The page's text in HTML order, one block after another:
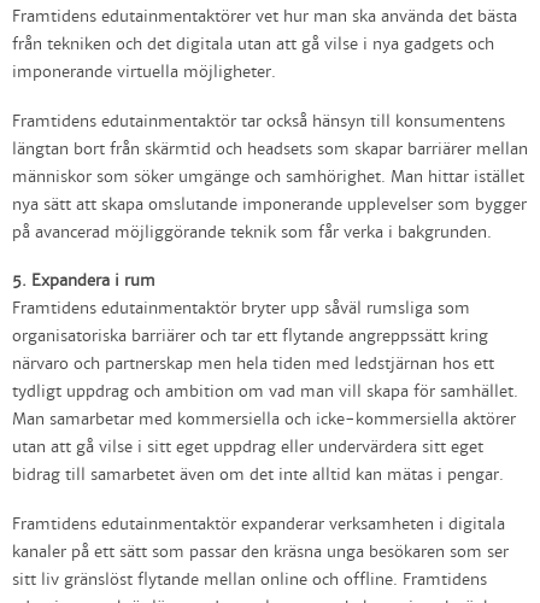
Framtidens edutainmentaktörer vet hur man ska använda det bästa
från tekniken och det digitala utan att gå vilse i nya gadgets och
imponerande virtuella möjligheter.
Framtidens edutainmentaktör tar också hänsyn till konsumentens
längtan bort från skärmtid och headsets som skapar barriärer mellan
människor som söker umgänge och samhörighet. Man hittar istället
nya sätt att skapa omslutande imponerande upplevelser som bygger
på avancerad möjliggörande teknik som får verka i bakgrunden.
5. Expandera i rum
Framtidens edutainmentaktör bryter upp såväl rumsliga som
organisatoriska barriärer och tar ett flytande angreppssätt kring
närvaro och partnerskap men hela tiden med ledstjärnan hos ett
tydligt uppdrag och ambition om vad man vill skapa för samhället.
Man samarbetar med kommersiella och icke-kommersiella aktörer
utan att gå vilse i sitt eget uppdrag eller undervärdera sitt eget
bidrag till samarbetet även om det inte alltid kan mätas i pengar.
Framtidens edutainmentaktör expanderar verksamheten i digitala
kanaler på ett sätt som passar den kräsna unga besökaren som ser
sitt liv gränslöst flytande mellan online och offline. Framtidens